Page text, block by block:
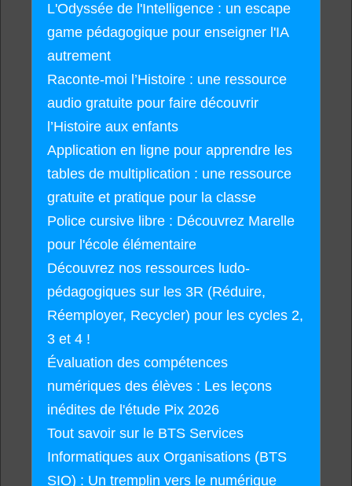
L'Odyssée de l'Intelligence : un escape
game pédagogique pour enseigner l'IA
autrement
Raconte-moi l’Histoire : une ressource
audio gratuite pour faire découvrir
l’Histoire aux enfants
Application en ligne pour apprendre les
tables de multiplication : une ressource
gratuite et pratique pour la classe
Police cursive libre : Découvrez Marelle
pour l'école élémentaire
Découvrez nos ressources ludo-
pédagogiques sur les 3R (Réduire,
Réemployer, Recycler) pour les cycles 2,
3 et 4 !
Évaluation des compétences
numériques des élèves : Les leçons
inédites de l'étude Pix 2026
Tout savoir sur le BTS Services
Informatiques aux Organisations (BTS
SIO) : Un tremplin vers le numérique